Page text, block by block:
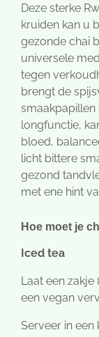
Deze sterke
kruiden kan u
gezonde chai
universele
tegen
brengt de
smaakpapillen
longfunctie,
bloed,
licht bittere
gezond
met ene hint
Hoe moet je
Iced tea
Laat een zakje
een vegan
Serveer in